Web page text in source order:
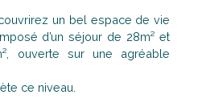
un bel espace de vie
d’un séjour de 28m² et
ouverte sur une agréable
ce niveau.